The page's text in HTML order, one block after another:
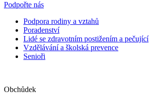
Podpořte nás
Podpora rodiny a vztahů
Poradenství
Lidé se zdravotním postižením a pečující
Vzdělávání a školská prevence
Senioři
Obchůdek